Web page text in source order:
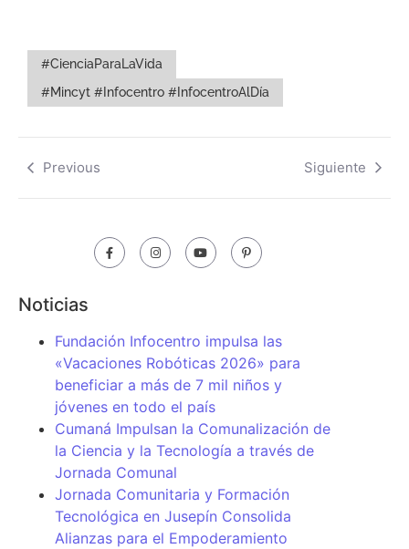
#CienciaParaLaVida
#Mincyt #Infocentro #InfocentroAlDía
Previous Siguiente
Noticias
Fundación Infocentro impulsa las
«Vacaciones Robóticas 2026» para
beneficiar a más de 7 mil niños y
jóvenes en todo el país
Cumaná Impulsan la Comunalización de
la Ciencia y la Tecnología a través de
Jornada Comunal
Jornada Comunitaria y Formación
Tecnológica en Jusepín Consolida
Alianzas para el Empoderamiento